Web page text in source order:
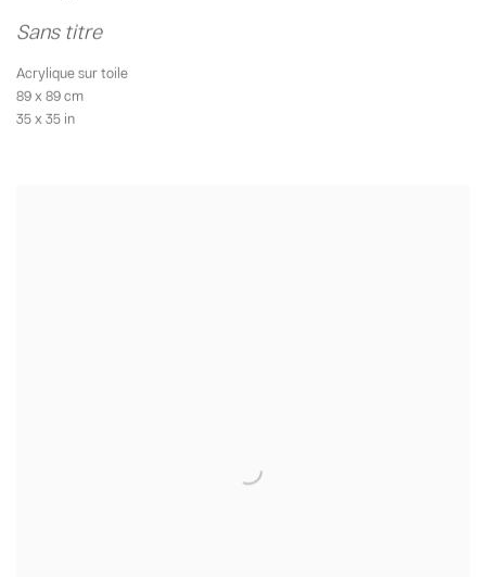
Sans titre
Acrylique sur toile
89 x 89 cm
35 x 35 in